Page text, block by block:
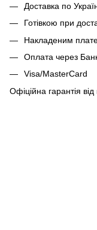
Доставка по
Готівкою при
Накладеним
Оплата через
Visa/MasterCard
Офіційна гарантія